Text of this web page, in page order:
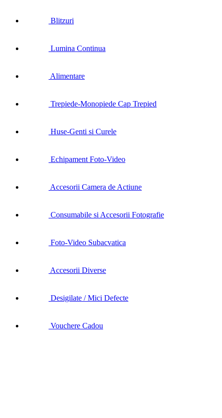
Blitzuri
Lumina Continua
Alimentare
Trepiede-Monopiede Cap Trepied
Huse-Genti si Curele
Echipament Foto-Video
Accesorii Camera de Actiune
Consumabile si Accesorii Fotografie
Foto-Video Subacvatica
Accesorii Diverse
Desigilate / Mici Defecte
Vouchere Cadou